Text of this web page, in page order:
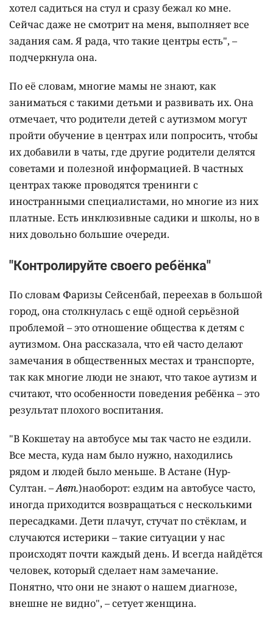
хотел садиться на стул и сразу бежал ко мне.
Сейчас даже не смотрит на меня, выполняет все
задания сам. Я рада, что такие центры есть", –
подчеркнула она.
По её словам, многие мамы не знают, как
заниматься с такими детьми и развивать их. Она
отмечает, что родители детей с аутизмом могут
пройти обучение в центрах или попросить, чтобы
их добавили в чаты, где другие родители делятся
советами и полезной информацией. В частных
центрах также проводятся тренинги с
иностранными специалистами, но многие из них
платные. Есть инклюзивные садики и школы, но в
них довольно большие очереди.
"Контролируйте своего ребёнка"
По словам Фаризы Сейсенбай, переехав в большой
город, она столкнулась с ещё одной серьёзной
проблемой – это отношение общества к детям с
аутизмом. Она рассказала, что ей часто делают
замечания в общественных местах и транспорте,
так как многие люди не знают, что такое аутизм и
считают, что особенности поведения ребёнка – это
результат плохого воспитания.
"В Кокшетау на автобусе мы так часто не ездили.
Все места, куда нам было нужно, находились
рядом и людей было меньше. В Астане (Нур-
Султан. – Авт.)наоборот: ездим на автобусе часто,
иногда приходится возвращаться с несколькими
пересадками. Дети плачут, стучат по стёклам, и
случаются истерики – такие ситуации у нас
происходят почти каждый день. И всегда найдётся
человек, который сделает нам замечание.
Понятно, что они не знают о нашем диагнозе,
внешне не видно", – сетует женщина.